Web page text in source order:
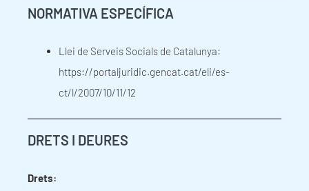
NORMATIVA ESPECÍFICA
Llei de Serveis Socials de Catalunya:
https://portaljuridic.gencat.cat/eli/es-
ct/l/2007/10/11/12
DRETS I DEURES
Drets: